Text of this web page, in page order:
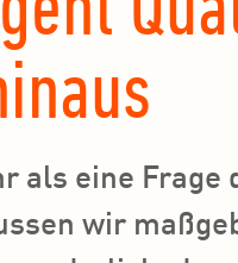
eine Frage
wir